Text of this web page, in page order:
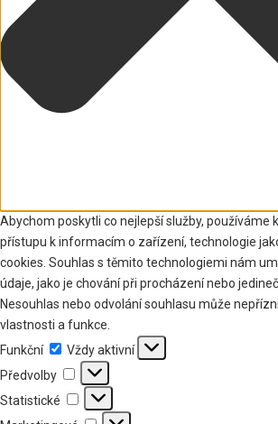
Abychom poskytli co nejlepší služby, používáme
přístupu k informacím o zařízení, technologie
cookies. Souhlas s těmito technologiemi nám
údaje, jako je chování při procházení nebo
Nesouhlas nebo odvolání souhlasu může
vlastnosti a funkce.
Funkční
Funkční
Vždy aktivní
Předvolby
Předvolby
Statistické Statistické
Marketingové